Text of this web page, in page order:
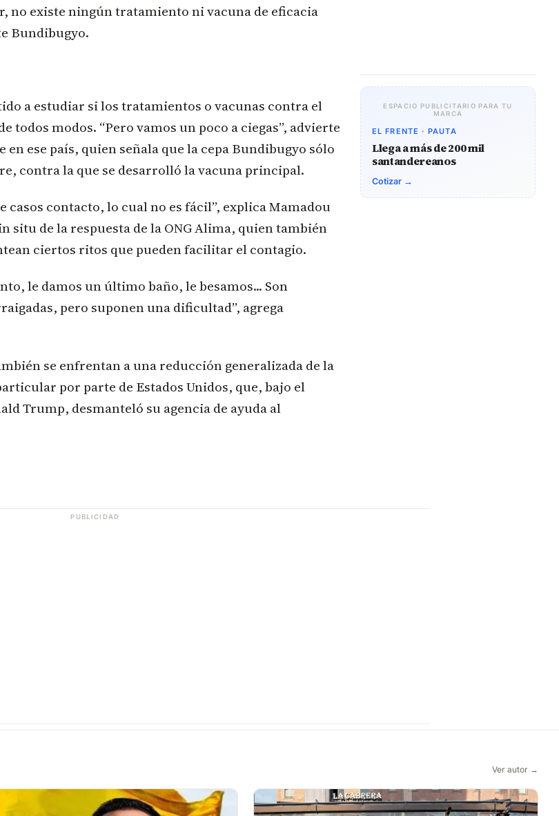
no existe ningún tratamiento ni vacuna de eficacia
Bundibugyo.
a estudiar si los tratamientos o vacunas contra el
todos modos. “Pero vamos un poco a ciegas”, advierte
ese país, quien señala que la cepa Bundibugyo sólo
contra la que se desarrolló la vacuna principal.
casos contacto, lo cual no es fácil”, explica Mamadou
situ de la respuesta de la ONG Alima, quien también
ciertos ritos que pueden facilitar el contagio.
le damos un último baño, le besamos... Son
pero suponen una dificultad”, agrega
se enfrentan a una reducción generalizada de la
por parte de Estados Unidos, que, bajo el
Trump, desmanteló su agencia de ayuda al
ESPACIO PUBLICITARIO PARA TU
MARCA
EL FRENTE · PAUTA
Llega a más de 200 mil
santandereanos
Cotizar →
PUBLICIDAD
Ver autor →